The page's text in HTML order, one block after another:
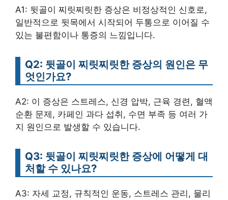
A1: 뒷골이 찌릿찌릿한 증상은 비정상적인 신호로,
일반적으로 뒷목에서 시작되어 두통으로 이어질 수
있는 불편함이나 통증의 느낌입니다.
Q2: 뒷골이 찌릿찌릿한 증상의 원인은 무
엇인가요?
A2: 이 증상은 스트레스, 신경 압박, 근육 경련, 혈액
순환 문제, 카페인 과다 섭취, 수면 부족 등 여러 가
지 원인으로 발생할 수 있습니다.
Q3: 뒷골이 찌릿찌릿한 증상에 어떻게 대
처할 수 있나요?
A3: 자세 교정, 규칙적인 운동, 스트레스 관리, 물리